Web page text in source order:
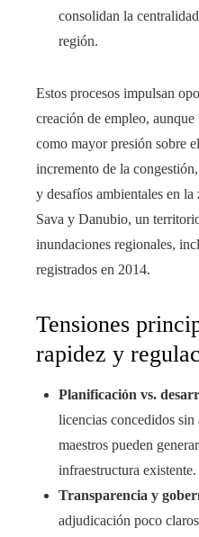
consolidan la
región.
Estos procesos impulsan
creación de empleo,
como mayor presión sobre
incremento de la
y desafíos ambientales en
Sava y Danubio, un
inundaciones regionales,
registrados en 2014.
Tensiones
rapidez y
Planificación vs.
licencias concedidos
maestros pueden
infraestructura existente.
Transparencia y
adjudicación poco